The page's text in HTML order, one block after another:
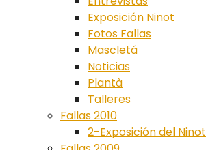
Exposición Ninot
Fotos Fallas
Mascletá
Noticias
Plantà
Talleres
Fallas 2010
2-Exposición del Ninot